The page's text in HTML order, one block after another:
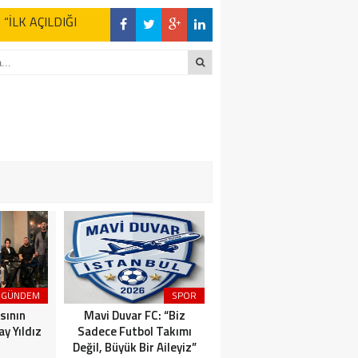
Terk
Açıklamalar
Terk
GÜNDEM
Yıldız
SPOR
Mavi Duvar FC: “Biz
Sadece Futbol Takımı
Değil, Büyük Bir Aileyiz”